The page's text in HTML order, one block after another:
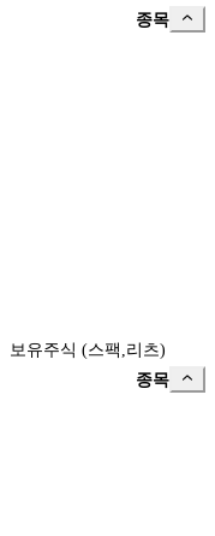
종목
보유주식 (스팩,리츠)
종목